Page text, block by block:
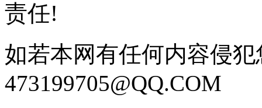
责任!
如若本网有任何内容侵
473199705@QQ.COM